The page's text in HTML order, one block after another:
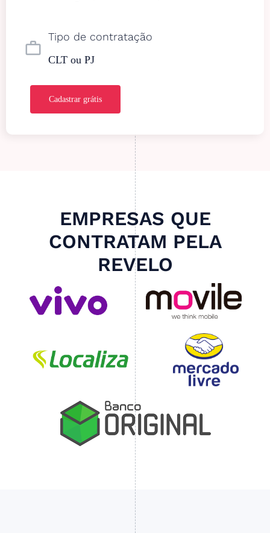
work_outline
Tipo de contratação
CLT ou PJ
Cadastrar grátis
EMPRESAS QUE
CONTRATAM PELA
REVELO